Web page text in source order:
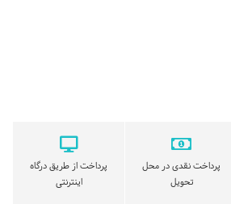
پرداخت نقدی در محل
تحویل
پرداخت از طریق درگاه
اینترنتی